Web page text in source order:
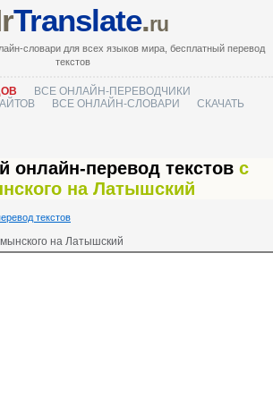
Translate.ru
словари для всех языков мира, бесплатный перевод
текстов
ВСЕ ОНЛАЙН-ПЕРЕВОДЧИКИ
ВСЕ ОНЛАЙН-СЛОВАРИ
СКАЧАТЬ
онлайн-перевод текстов с
на Латышский
текстов
на Латышский